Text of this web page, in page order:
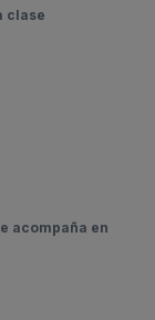
clase
acompaña en